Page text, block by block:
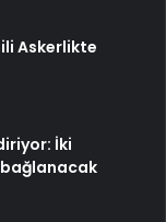
Askerlikte
İki